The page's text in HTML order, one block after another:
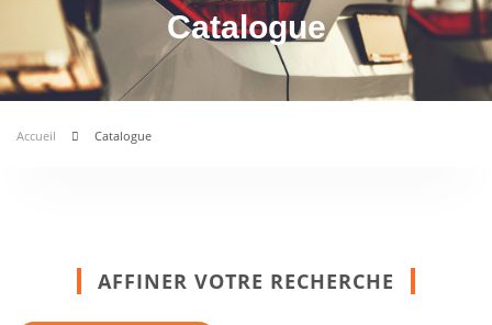
Catalogue
Accueil Catalogue
AFFINER VOTRE RECHERCHE